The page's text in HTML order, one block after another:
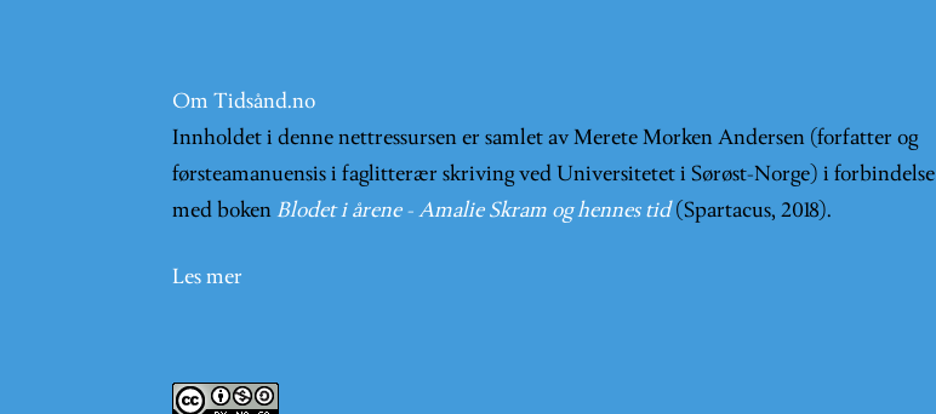
Om Tidsånd.no
Innholdet i denne nettressursen er samlet av Merete Morken Andersen (forfatter og
førsteamanuensis i faglitterær skriving ved Universitetet i Sørøst-Norge) i forbindelse
med boken Blodet i årene - Amalie Skram og hennes tid (Spartacus, 2018).
Les mer